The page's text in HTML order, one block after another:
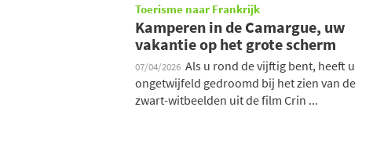
Toerisme naar Frankrijk
Kamperen in de Camargue, uw
vakantie op het grote scherm
07/04/2026 Als u rond de vijftig bent, heeft u
ongetwijfeld gedroomd bij het zien van de
zwart-witbeelden uit de film Crin ...